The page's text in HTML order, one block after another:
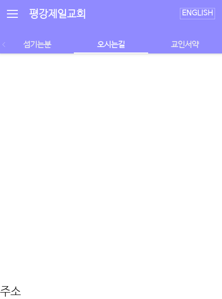
평강제일교회 ENGLISH
섬기는분 오시는길 교인서약
주소